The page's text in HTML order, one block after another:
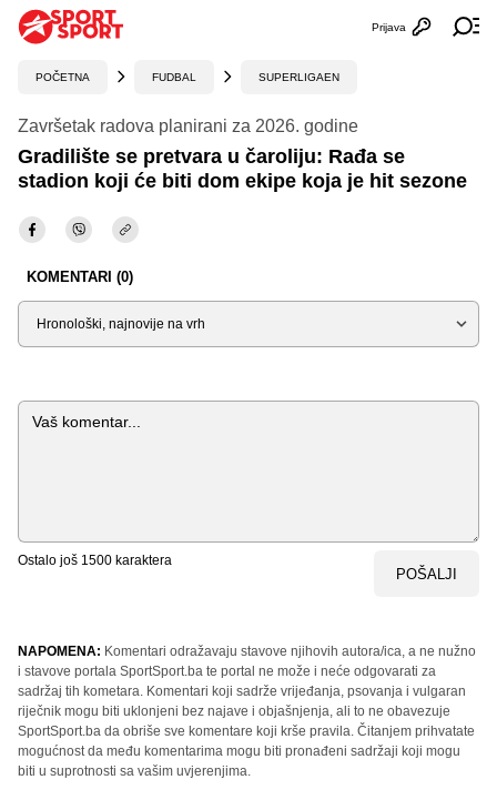
Otvori
Prijava
POČETNA FUDBAL SUPERLIGAEN
Završetak radova planirani za 2026. godine
Gradilište se pretvara u čaroliju: Rađa se
stadion koji će biti dom ekipe koja je hit sezone
KOMENTARI (0)
Sortiraj
Komentar
Ostalo još 1500 karaktera
POŠALJI
NAPOMENA: Komentari odražavaju stavove njihovih autora/ica, a ne nužno
i stavove portala SportSport.ba te portal ne može i neće odgovarati za
sadržaj tih kometara. Komentari koji sadrže vrijeđanja, psovanja i vulgaran
riječnik mogu biti uklonjeni bez najave i objašnjenja, ali to ne obavezuje
SportSport.ba da obriše sve komentare koji krše pravila. Čitanjem prihvatate
mogućnost da među komentarima mogu biti pronađeni sadržaji koji mogu
biti u suprotnosti sa vašim uvjerenjima.